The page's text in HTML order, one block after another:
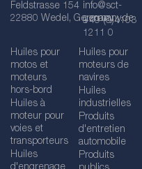
Feldstrasse 154
22880 Wedel, Germany
info@sct-
germany.de
+49 (0)4103
1211 0
Huiles pour
motos et
moteurs
hors-bord
Huiles à
moteur pour
voies et
transporteurs
Huiles
Huiles pour
moteurs de
navires
Huiles
industrielles
Produits
d'entretien
automobile
Produits